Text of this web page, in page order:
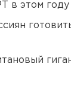
в этом году